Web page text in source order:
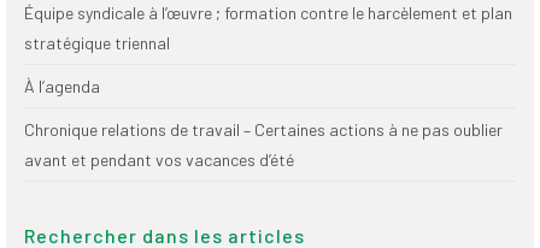
Équipe syndicale à l’œuvre ; formation contre le harcèlement et plan
stratégique triennal
À l’agenda
Chronique relations de travail – Certaines actions à ne pas oublier
avant et pendant vos vacances d’été
Rechercher dans les articles